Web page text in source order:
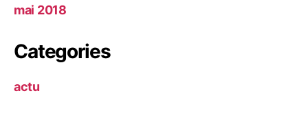
mai 2018
Categories
actu